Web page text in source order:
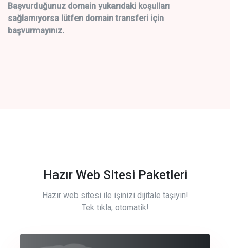
Başvurduğunuz domain yukarıdaki koşulları
sağlamıyorsa lütfen domain transferi için
başvurmayınız.
Hazır Web Sitesi Paketleri
Hazır web sitesi ile işinizi dijitale taşıyın!
Tek tıkla, otomatik!